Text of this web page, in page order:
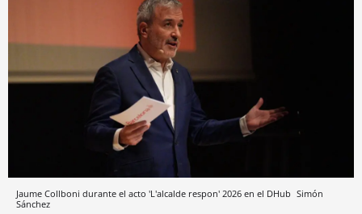
Jaume Collboni durante el acto 'L'alcalde respon' 2026 en el DHub Simón
Sánchez